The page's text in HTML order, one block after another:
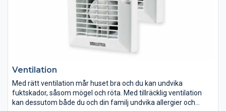
Ventilation
Med rätt ventilation mår huset bra och du kan undvika
fuktskador, såsom mögel och röta. Med tillräcklig ventilation
kan dessutom både du och din familj undvika allergier och